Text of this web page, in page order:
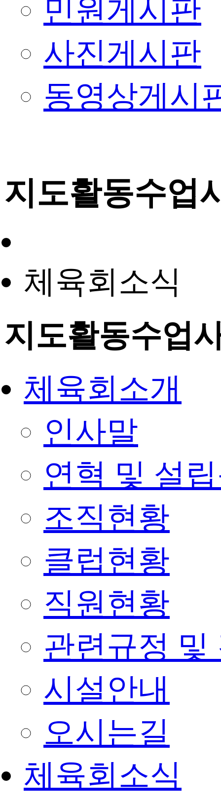
민원게시판
사진게시판
동영상게시
지도활동수업
체육회소식
지도활동수업
체육회소개
인사말
연혁 및 설
조직현황
클럽현황
직원현황
관련규정 및
시설안내
오시는길
체육회소식